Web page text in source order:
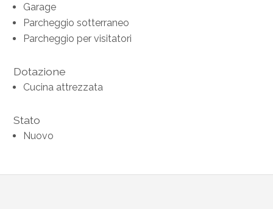
Garage
Parcheggio sotterraneo
Parcheggio per visitatori
Dotazione
Cucina attrezzata
Stato
Nuovo